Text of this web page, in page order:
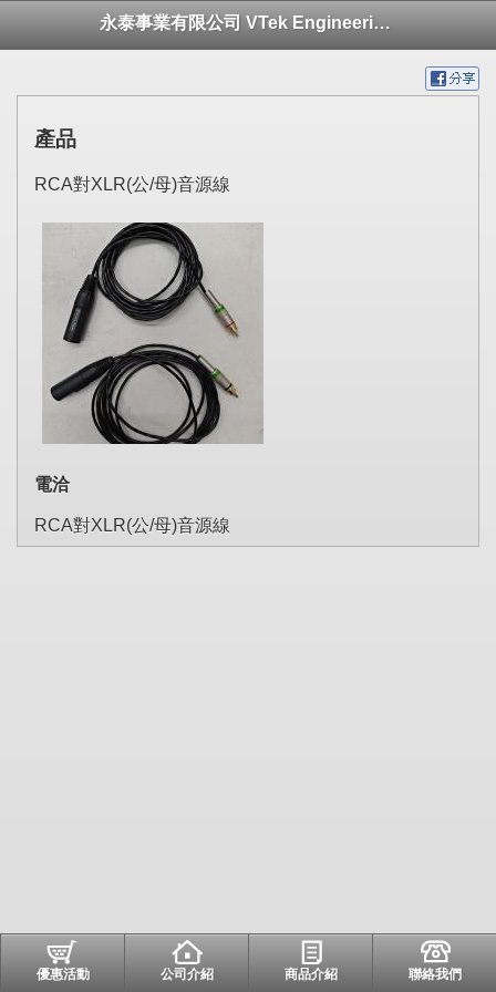
永泰事業有限公司 VTek Engineering Ltd.
產品
RCA對XLR(公/母)音源線
電洽
RCA對XLR(公/母)音源線
優惠活動 公司介紹 商品介紹 聯絡我們